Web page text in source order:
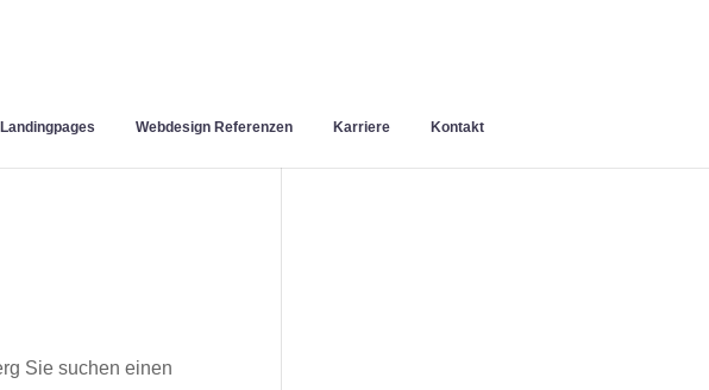
Landingpages Webdesign Referenzen Karriere Kontakt
Sie suchen einen